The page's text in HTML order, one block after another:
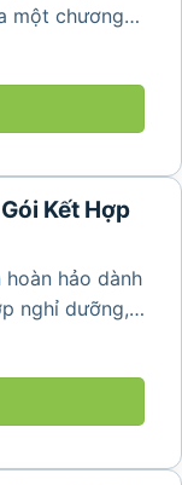
một chương
được xây
Kết Hợp
hảo dành
nghỉ dưỡng,
không gian
và Thanh